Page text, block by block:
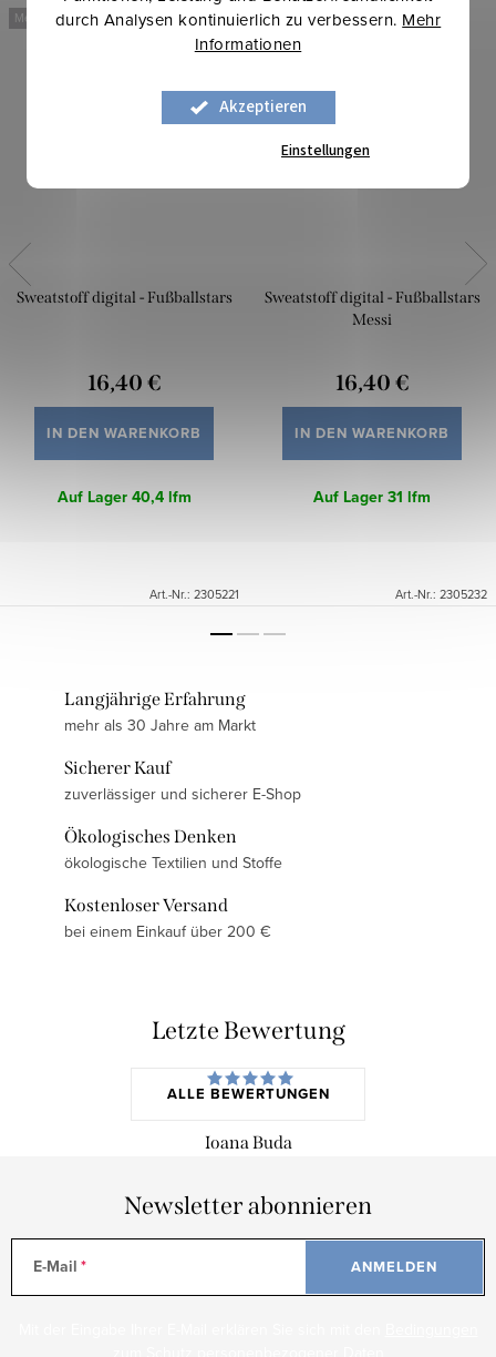
durch Analysen kontinuierlich zu verbessern. Mehr
Informationen
Akzeptieren
Einstellungen
Mehr für weniger
Sweatstoff digital - Fußballstars
16,40 €
IN DEN WARENKORB
Auf Lager40,4 lfm
Art.-Nr.: 2305221
Mehr für weniger
Sweatstoff digital - Fußballstars
Messi
16,40 €
IN DEN WARENKORB
Auf Lager31 lfm
Art.-Nr.: 2305232
Langjährige Erfahrung
mehr als 30 Jahre am Markt
Sicherer Kauf
zuverlässiger und sicherer E-Shop
Ökologisches Denken
ökologische Textilien und Stoffe
Kostenloser Versand
bei einem Einkauf über 200 €
Letzte Bewertung
ALLE BEWERTUNGEN
Ioana Buda
Newsletter abonnieren
E-Mail ANMELDEN